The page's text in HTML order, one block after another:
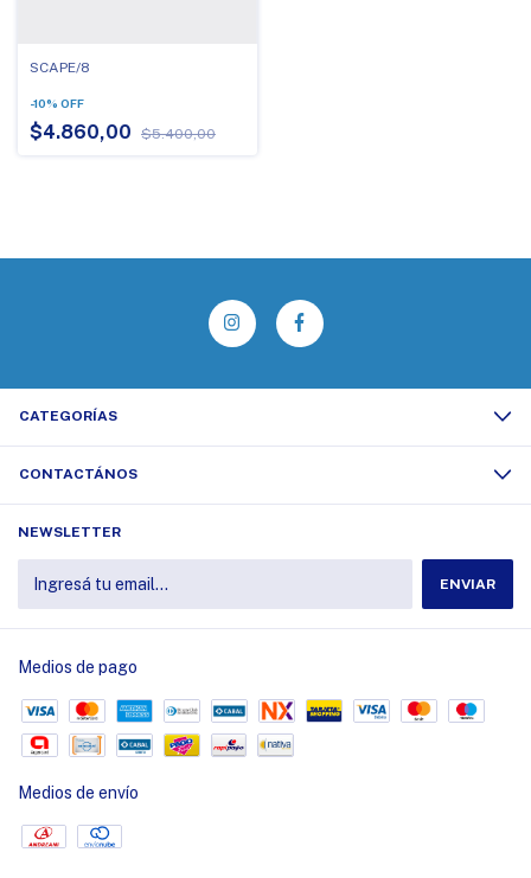
SCAPE/8
-10% OFF
$4.860,00 $5.400,00
CATEGORÍAS
CONTACTÁNOS
NEWSLETTER
Medios de pago
Medios de envío